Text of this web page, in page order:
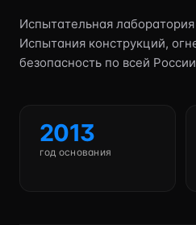
Испытательная
Испытания конструкций,
безопасность по всей
2013
год основания